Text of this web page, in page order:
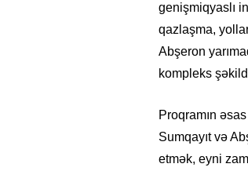
genişmiqyaslı
qazlaşma,
Abşeron
kompleks
Proqramın
Sumqayıt və
etmək, eyni